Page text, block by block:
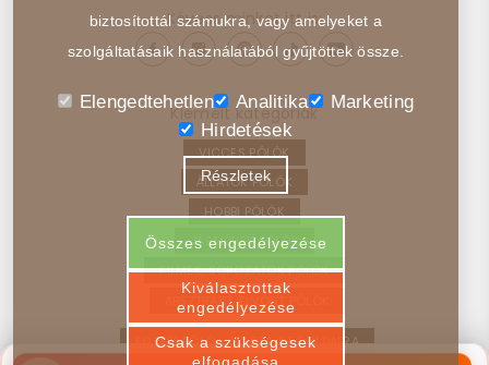
Kövess minket itt is:
Kiemelt kategóriák
VICCES PÓLÓK
ÁLLATOK PÓLÓK
HOBBI PÓLÓK
JÁRMŰVEK PÓLÓK
FILMEK, SOROZATOK PÓLÓK
ABSZTRAKT, ELVONT PÓLÓK
EGYEDI PÓLÓ – VISSZA A FŐOLDALRA
biztosítottál számukra, vagy amelyeket a
szolgáltatásaik használatából gyűjtöttek össze.
Elengedtehetlen Analitika
Marketing
Hirdetések
Részletek
Összes engedélyezése
Kiválasztottak
engedélyezése
Csak a szükségesek